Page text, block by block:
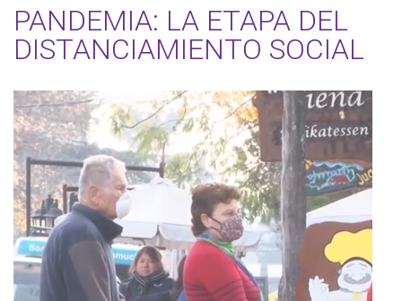
PANDEMIA: LA ETAPA DEL
DISTANCIAMIENTO SOCIAL